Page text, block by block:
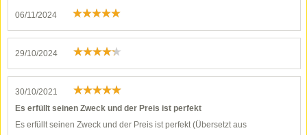
06/11/2024
29/10/2024
30/10/2021
Es erfüllt seinen Zweck und der Preis ist perfekt
Es erfüllt seinen Zweck und der Preis ist perfekt (Übersetzt aus